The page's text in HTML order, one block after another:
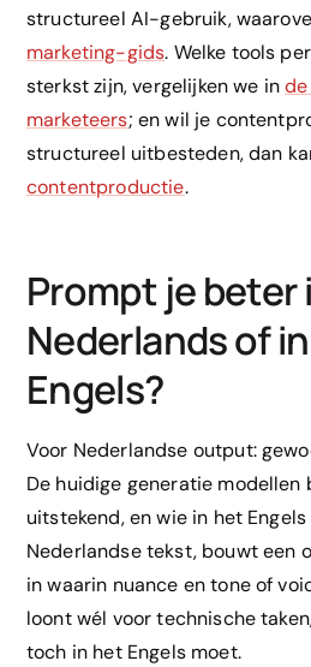
structureel AI-gebruik,
marketing-gids. Welke tools
sterkst zijn, vergelijken we in
marketeers; en wil je
structureel uitbesteden, dan
contentproductie.
Prompt je beter
Nederlands of
Engels?
Voor Nederlandse output:
De huidige generatie
uitstekend, en wie in het
Nederlandse tekst, bouwt een
in waarin nuance en tone of
loont wél voor technische
toch in het Engels moet.